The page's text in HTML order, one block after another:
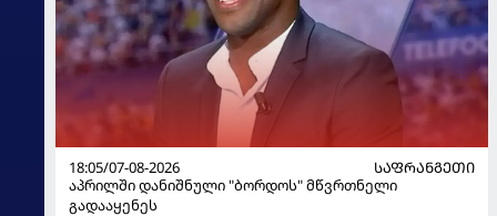
18:05/07-08-2026
ᲡᲐᲤᲠᲐᲜᲒᲔᲗᲘ
აპრილში დანიშნული "ბორდოს" მწვრთნელი
გადააყენეს